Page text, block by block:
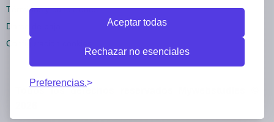
Aceptar todas
Rechazar no esenciales
Preferencias.
Términos y condiciones
Darse de baja
Configuración cookies
Todos los derechos reservados Mywebstudies ©